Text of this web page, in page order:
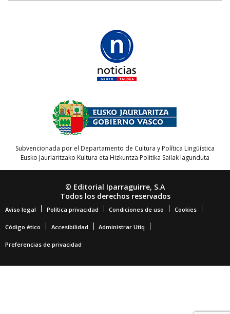
Subvencionada por el Departamento de Cultura y Política Lingüística
Eusko Jaurlaritzako Kultura eta Hizkuntza Politika Sailak lagunduta
© Editorial Iparraguirre, S.A
Todos los derechos reservados
Aviso legal Política privacidad Condiciones de uso Cookies
Código ético Accesibilidad Administrar Utiq
Preferencias de privacidad